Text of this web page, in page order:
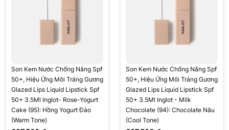
Son Kem Nước Chống Nắng Spf
50+, Hiệu Ứng Môi Tráng Gương
Glazed Lips Liquid Lipstick Spf
50+ 3.5Ml Inglot- Rose-Yogurt
Cake (95): Hồng Yogurt Đào
(Warm Tone)
Son Kem Nước Chống Nắng Spf
50+, Hiệu Ứng Môi Tráng Gương
Glazed Lips Liquid Lipstick Spf
50+ 3.5Ml Inglot - Milk
Chocolate (94): Chocolate Nâu
(Cool Tone)